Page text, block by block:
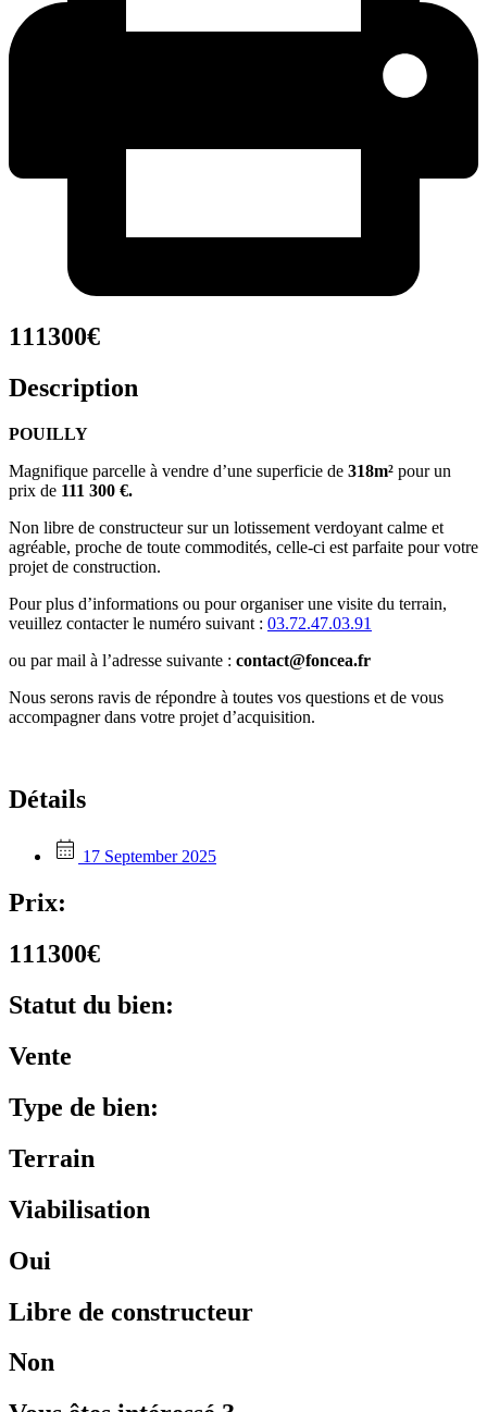
111300€
Description
POUILLY
Magnifique parcelle à vendre d’une superficie de 318m² pour un
prix de 111 300 €.
Non libre de constructeur sur un lotissement verdoyant calme et
agréable, proche de toute commodités, celle-ci est parfaite pour votre
projet de construction.
Pour plus d’informations ou pour organiser une visite du terrain,
veuillez contacter le numéro suivant : 03.72.47.03.91
ou par mail à l’adresse suivante : contact@foncea.fr
Nous serons ravis de répondre à toutes vos questions et de vous
accompagner dans votre projet d’acquisition.
Détails
17 September 2025
Prix:
111300€
Statut du bien:
Vente
Type de bien:
Terrain
Viabilisation
Oui
Libre de constructeur
Non